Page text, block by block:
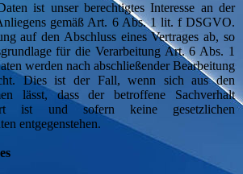
ist unser berechtigtes Interesse an der
gemäß Art. 6 Abs. 1 lit. f DSGVO.
auf den Abschluss eines Vertrages ab, so
für die Verarbeitung Art. 6 Abs. 1
werden nach abschließender Bearbeitung
Dies ist der Fall, wenn sich aus den
lässt, dass der betroffene Sachverhalt
ist und sofern keine gesetzlichen
entgegenstehen.